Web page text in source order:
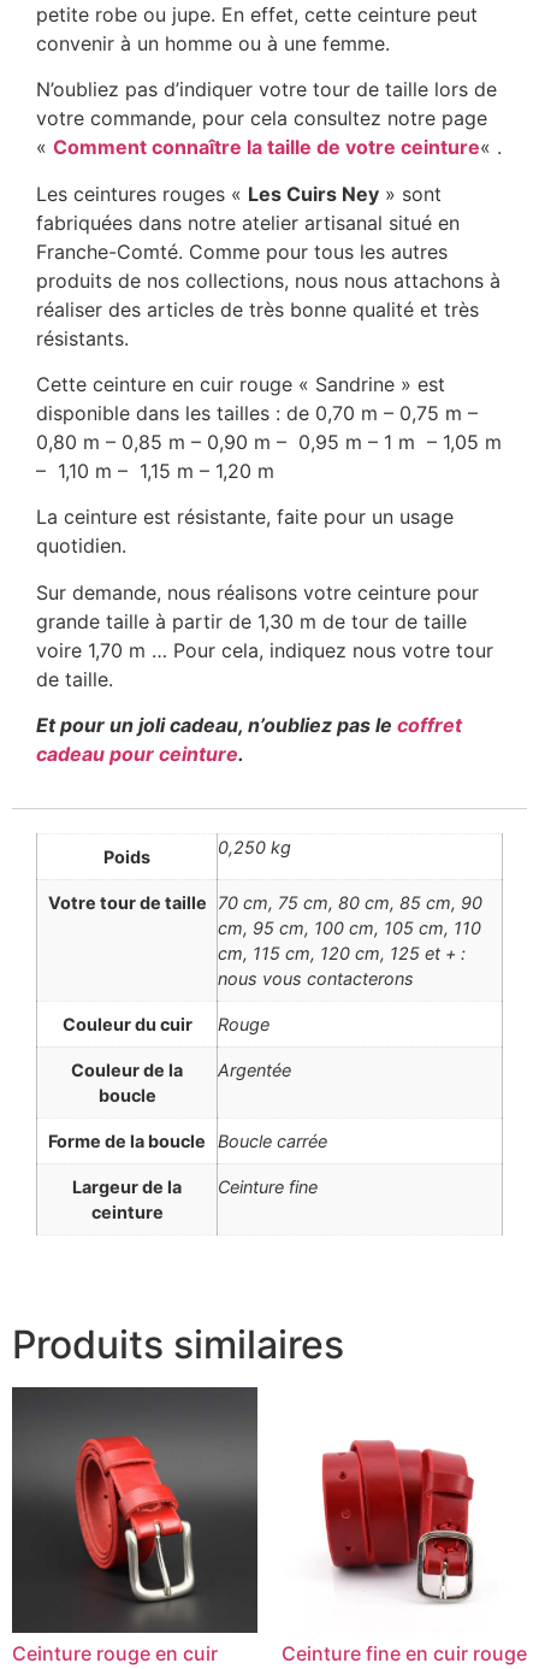
petite robe ou jupe. En effet, cette ceinture peut
convenir à un homme ou à une femme.
N’oubliez pas d’indiquer votre tour de taille lors de
votre commande, pour cela consultez notre page
« Comment connaître la taille de votre ceinture« .
Les ceintures rouges « Les Cuirs Ney » sont
fabriquées dans notre atelier artisanal situé en
Franche-Comté. Comme pour tous les autres
produits de nos collections, nous nous attachons à
réaliser des articles de très bonne qualité et très
résistants.
Cette ceinture en cuir rouge « Sandrine » est
disponible dans les tailles : de 0,70 m – 0,75 m –
0,80 m – 0,85 m – 0,90 m – 0,95 m – 1 m – 1,05 m
– 1,10 m – 1,15 m – 1,20 m
La ceinture est résistante, faite pour un usage
quotidien.
Sur demande, nous réalisons votre ceinture pour
grande taille à partir de 1,30 m de tour de taille
voire 1,70 m … Pour cela, indiquez nous votre tour
de taille.
Et pour un joli cadeau, n’oubliez pas le coffret
cadeau pour ceinture.
Poids 0,250 kg
Votre tour de taille
70 cm, 75 cm, 80 cm, 85 cm, 90
cm, 95 cm, 100 cm, 105 cm, 110
cm, 115 cm, 120 cm, 125 et + :
nous vous contacterons
Couleur du cuir Rouge
Couleur de la
boucle
Argentée
Forme de la boucle Boucle carrée
Largeur de la
ceinture
Ceinture fine
Produits similaires
Ceinture rouge en cuir
Ceinture fine en cuir rouge